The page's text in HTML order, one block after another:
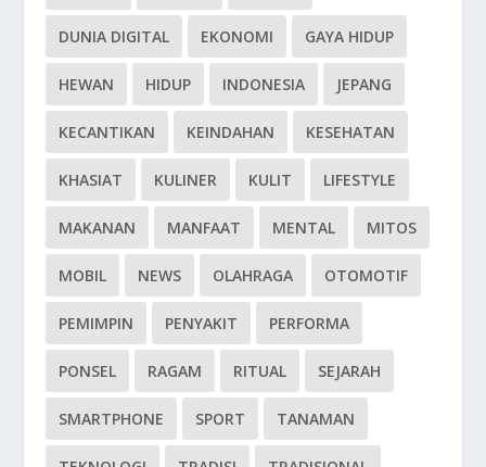
DUNIA DIGITAL EKONOMI GAYA HIDUP
HEWAN HIDUP INDONESIA JEPANG
KECANTIKAN KEINDAHAN KESEHATAN
KHASIAT KULINER KULIT LIFESTYLE
MAKANAN MANFAAT MENTAL MITOS
MOBIL NEWS OLAHRAGA OTOMOTIF
PEMIMPIN PENYAKIT PERFORMA
PONSEL RAGAM RITUAL SEJARAH
SMARTPHONE SPORT TANAMAN